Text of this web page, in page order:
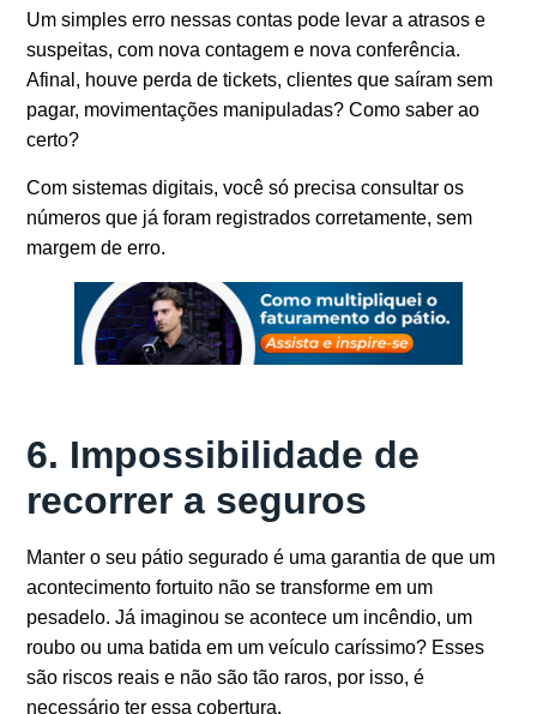
Um simples erro nessas contas pode levar a atrasos e
suspeitas, com nova contagem e nova conferência.
Afinal, houve perda de tickets, clientes que saíram sem
pagar, movimentações manipuladas? Como saber ao
certo?
Com sistemas digitais, você só precisa consultar os
números que já foram registrados corretamente, sem
margem de erro.
6. Impossibilidade de
recorrer a seguros
Manter o seu pátio segurado é uma garantia de que um
acontecimento fortuito não se transforme em um
pesadelo. Já imaginou se acontece um incêndio, um
roubo ou uma batida em um veículo caríssimo? Esses
são riscos reais e não são tão raros, por isso, é
necessário ter essa cobertura.